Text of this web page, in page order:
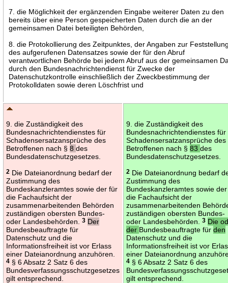
7. die Möglichkeit der ergänzenden Eingabe weiterer Daten zu den
bereits über eine Person gespeicherten Daten durch die an der
gemeinsamen Datei beteiligten Behörden,
8. die Protokollierung des Zeitpunktes, der Angaben zur
des aufgerufenen Datensatzes sowie der für den Abruf
verantwortlichen Behörde bei jedem Abruf aus der gemeinsamen
durch den Bundesnachrichtendienst für Zwecke der
Datenschutzkontrolle einschließlich der Zweckbestimmung der
Protokolldaten sowie deren Löschfrist und
9. die Zuständigkeit des
Bundesnachrichtendienstes für
Schadensersatzansprüche des
Betroffenen nach §8des
Bundesdatenschutzgesetzes.
2 Die Dateianordnung bedarf der
Zustimmung des
Bundeskanzleramtes sowie der für
die Fachaufsicht der
zusammenarbeitenden Behörden
zuständigen obersten Bundes-
oder Landesbehörden.3 Der
Bundesbeauftragte für
Datenschutz und die
Informationsfreiheit ist vor Erlass
einer Dateianordnung anzuhören.
4 § 6 Absatz 2 Satz 6 des
Bundesverfassungsschutzgesetzes
gilt entsprechend.
9. die Zuständigkeit des
Bundesnachrichtendienstes für
Schadensersatzansprüche des
Betroffenen nach §83des
Bundesdatenschutzgesetzes.
2 Die Dateianordnung bedarf
Zustimmung des
Bundeskanzleramtes sowie
die Fachaufsicht der
zusammenarbeitenden
zuständigen obersten Bundes-
oder Landesbehörden.3 Die
der Bundesbeauftragte fürden
Datenschutz und die
Informationsfreiheit ist vor
einer Dateianordnung
4 § 6 Absatz 2 Satz 6 des
gilt entsprechend.